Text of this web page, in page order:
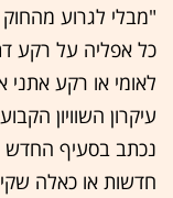
"מבלי לגרוע
כל אפליה על רקע
לאומי או רקע
עיקרון השוויון
נכתב בסעיף החדש
חדשות או כאלה